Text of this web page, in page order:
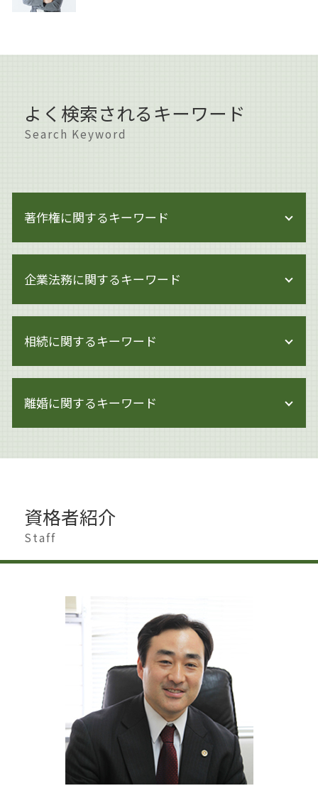
よく検索されるキーワード
Search Keyword
著作権に関するキーワード
著作権 著作者人格権
著作権 著作者人格権 違い
著作権侵害 どこから
著作権 期間
著作権 注意書き 例文
著作権とは イラスト
著作権 訴える
著作権 著作隣接権 違い
著作権とは
著作権 知的財産権
著作権 著作物
著作権 知的財産権 違い
著作権 何がダメ
企業法務に関するキーワード
企業法務 法律事務所
企業法務 杉並区
企業法務 倒産法
企業法務 関連法令
企業法務 労働
事業承継 マッチング
企業法務 労働時間
企業法務 トラブル
企業法務 労働法
企業法務 会社法
企業法務 知財
内部統制 見直し
相続に関するキーワード
遺産分割 新たな財産
相続 申告期限
遺産分割 調停
遺言書作成 大田区
遺留分 侵害
相続 手続き 代行
相続 相談先
相続 せずに解体
遺言書作成 港区
相続 手続き
認知症 生前対策
遺産分割 預貯金
相続 スケジュール
離婚に関するキーワード
離婚調停 別居
離婚 男 不利
離婚 夫から
離婚 慰謝料 モラハラ
離婚 影響
離婚 浮気 慰謝料
離婚調停 弁護士
離婚 慰謝料 払わない
離婚 慰謝料 理由
離婚 世田谷区
離婚調停 期間
財産分与 時効
離婚 慰謝料
資格者紹介
Staff